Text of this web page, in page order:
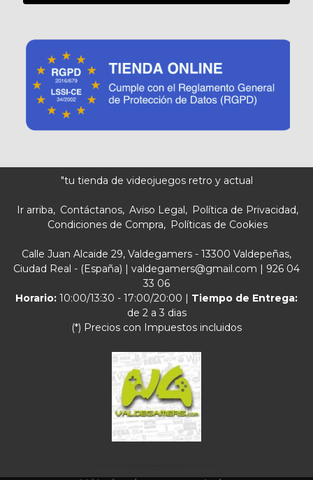
"tu tienda de videojuegos retro y actual
Ir arriba Contáctanos Aviso Legal
Política de Privacidad
Condiciones de Compra
Políticas de Cookies
Calle Juan Alcaide 29, Valdegamers - 13300 Valdepeñas,
Ciudad Real - (España) | valdegamers@gmail.com | 926 04
33 06
Horario: 10:00/13:30 - 17:00/20:00 | Tiempo de Entrega:
de 2 a 3 dias
(*) Precios con Impuestos incluidos